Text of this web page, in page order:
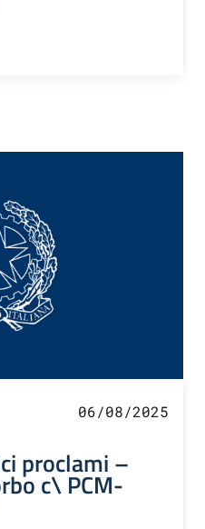
06/08/2025
proclami –
c\ PCM-